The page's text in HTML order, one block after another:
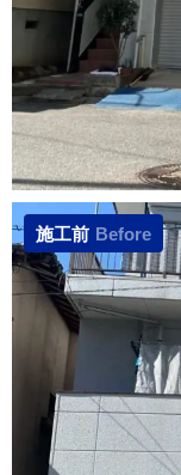
施工前 Before